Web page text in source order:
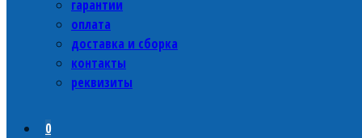
гарантии
оплата
доставка и сборка
контакты
реквизиты
0